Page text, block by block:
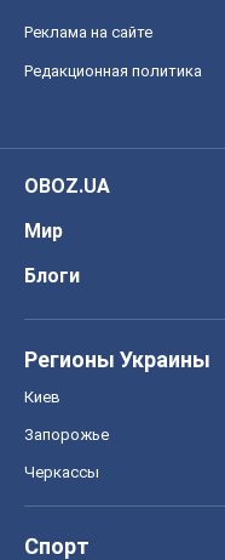
Реклама на сайте
Редакционная политика
OBOZ.UA
Мир
Блоги
Регионы Украины
Киев
Запорожье
Черкассы
Спорт